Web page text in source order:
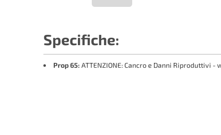
Specifiche:
Prop 65: ATTENZIONE: Cancro e Danni Riproduttivi